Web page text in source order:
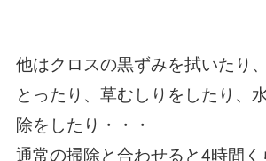
他はクロスの黒ずみを拭いたり
とったり、草むしりをしたり、
除をしたり・・・
通常の掃除と合わせると4時間く